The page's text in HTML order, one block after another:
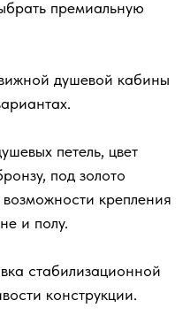
премиальную
душевой кабины
петель, цвет
под золото
крепления
и полу.
стабилизационной
конструкции.